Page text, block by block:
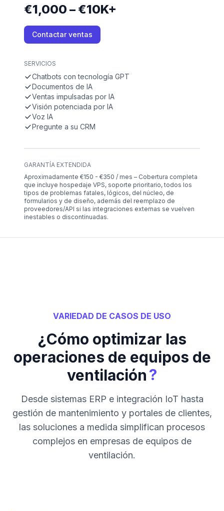
€1,000 – €10K+
Contactar ventas
SERVICIOS
Chatbots con tecnología GPT
Documentos de IA
Ventas impulsadas por IA
Visión potenciada por IA
Voz IA
Pregunte a su CRM
GARANTÍA EXTENDIDA
Aproximadamente €150 - €350 / mes – Cobertura completa
que incluye hospedaje VPS, soporte prioritario, todos los
tipos de problemas fatales, lógicos, del núcleo, de
formularios y de diseño, además del reemplazo de
proveedores/API si las integraciones externas se vuelven
inestables o discontinuadas.
VARIEDAD DE CASOS DE USO
¿Cómo optimizar las
operaciones de equipos de
ventilación?
Desde sistemas ERP e integración IoT hasta
gestión de mantenimiento y portales de clientes,
las soluciones a medida simplifican procesos
complejos en empresas de equipos de
ventilación.